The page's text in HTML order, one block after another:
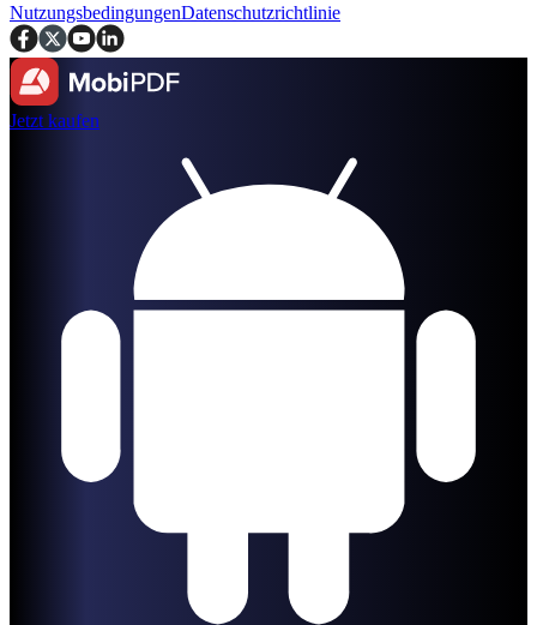
NutzungsbedingungenDatenschutzrichtlinie
Jetzt kaufen